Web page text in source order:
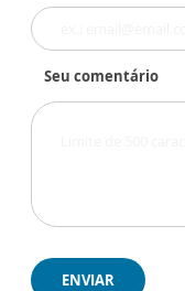
Seu comentário
ENVIAR